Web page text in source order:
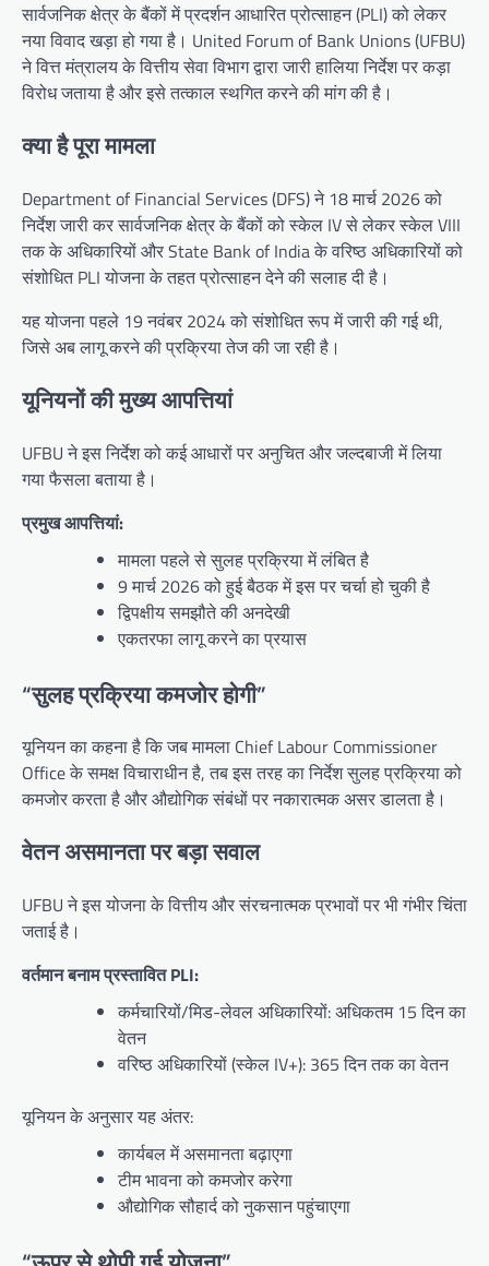
सार्वजनिक क्षेत्र के बैंकों में प्रदर्शन आधारित प्रोत्साहन (PLI) को लेकर
नया विवाद खड़ा हो गया है। United Forum of Bank Unions (UFBU)
ने वित्त मंत्रालय के वित्तीय सेवा विभाग द्वारा जारी हालिया निर्देश पर कड़ा
विरोध जताया है और इसे तत्काल स्थगित करने की मांग की है।
क्या है पूरा मामला
Department of Financial Services (DFS) ने 18 मार्च 2026 को
निर्देश जारी कर सार्वजनिक क्षेत्र के बैंकों को स्केल IV से लेकर स्केल VIII
तक के अधिकारियों और State Bank of India के वरिष्ठ अधिकारियों को
संशोधित PLI योजना के तहत प्रोत्साहन देने की सलाह दी है।
यह योजना पहले 19 नवंबर 2024 को संशोधित रूप में जारी की गई थी,
जिसे अब लागू करने की प्रक्रिया तेज की जा रही है।
यूनियनों की मुख्य आपत्तियां
UFBU ने इस निर्देश को कई आधारों पर अनुचित और जल्दबाजी में लिया
गया फैसला बताया है।
प्रमुख आपत्तियां:
मामला पहले से सुलह प्रक्रिया में लंबित है
9 मार्च 2026 को हुई बैठक में इस पर चर्चा हो चुकी है
द्विपक्षीय समझौते की अनदेखी
एकतरफा लागू करने का प्रयास
“सुलह प्रक्रिया कमजोर होगी”
यूनियन का कहना है कि जब मामला Chief Labour Commissioner
Office के समक्ष विचाराधीन है, तब इस तरह का निर्देश सुलह प्रक्रिया को
कमजोर करता है और औद्योगिक संबंधों पर नकारात्मक असर डालता है।
वेतन असमानता पर बड़ा सवाल
UFBU ने इस योजना के वित्तीय और संरचनात्मक प्रभावों पर भी गंभीर चिंता
जताई है।
वर्तमान बनाम प्रस्तावित PLI:
कर्मचारियों/मिड-लेवल अधिकारियों: अधिकतम 15 दिन का
वेतन
वरिष्ठ अधिकारियों (स्केल IV+): 365 दिन तक का वेतन
यूनियन के अनुसार यह अंतर:
कार्यबल में असमानता बढ़ाएगा
टीम भावना को कमजोर करेगा
औद्योगिक सौहार्द को नुकसान पहुंचाएगा